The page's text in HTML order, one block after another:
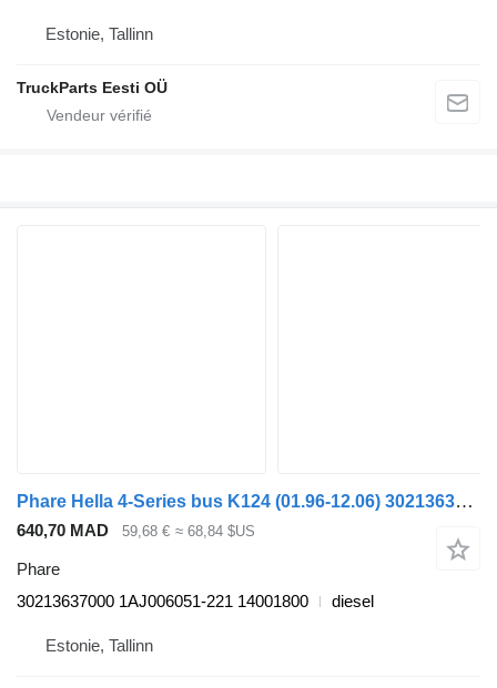
Estonie, Tallinn
TruckParts Eesti OÜ
Phare Hella 4-Series bus K124 (01.96-12.06) 30213637000 pour Scania 4-series bus (1995-2006)
640,70 MAD 59,68 € ≈ 68,84 $US
Phare
30213637000 1AJ006051-221 14001800
diesel
Estonie, Tallinn